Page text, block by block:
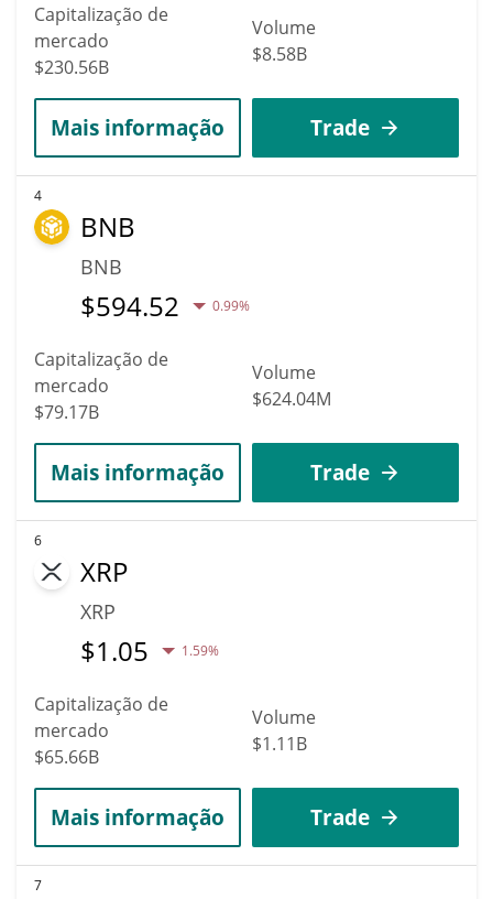
Capitalização de
mercado
$230.56B
Volume
$8.58B
Mais informação Trade
4
BNB
BNB
$594.52 0.99%
Capitalização de
mercado
$79.17B
Volume
$624.04M
Mais informação Trade
6
XRP
XRP
$1.05 1.59%
Capitalização de
mercado
$65.66B
Volume
$1.11B
Mais informação Trade
7